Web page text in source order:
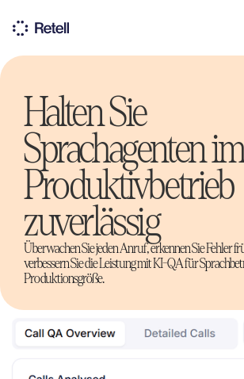
Halten Sie
Sprachagenten im
Produktivbetrieb
zuverlässig
Überwachen Sie jeden Anruf, erkennen Sie Fehler
verbessern Sie die Leistung mit KI-QA für
Produktionsgröße.